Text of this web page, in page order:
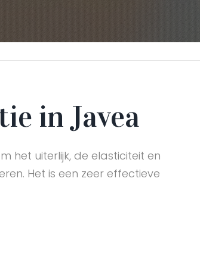
in Javea
het uiterlijk, de elasticiteit en
Het is een zeer effectieve